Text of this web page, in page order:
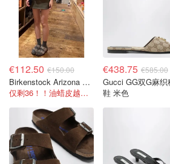
€112.50 €150.00
Birkenstock Arizona Big Buckle 油蜡皮拖鞋
仅剩36！！油蜡皮越穿越有质感
€438.75 €585.00
Gucci GG双G麻织穆勒
鞋 米色